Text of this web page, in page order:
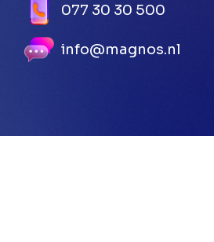
077 30 30 500
info@magnos.nl